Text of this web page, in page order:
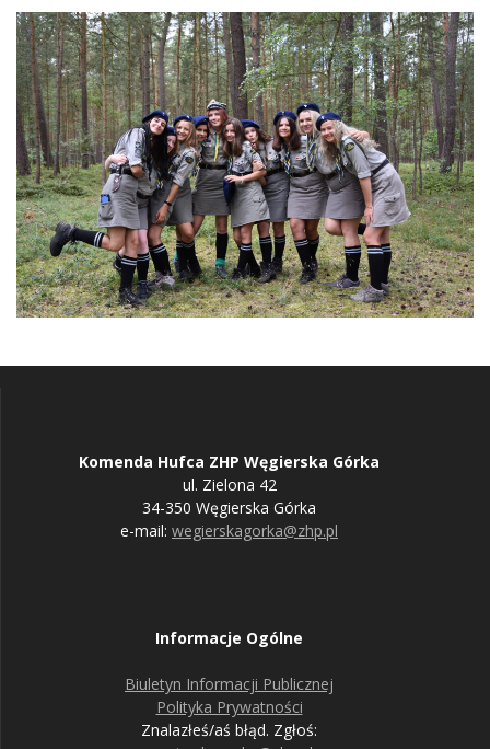
Komenda Hufca ZHP Węgierska Górka
ul. Zielona 42
34-350 Węgierska Górka
e-mail: wegierskagorka@zhp.pl
Informacje Ogólne
Biuletyn Informacji Publicznej
Polityka Prywatności
Znalazłeś/aś błąd. Zgłoś: